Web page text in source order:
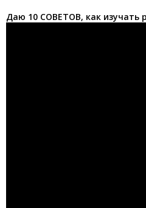
Даю 10 СОВЕТОВ, как изучать